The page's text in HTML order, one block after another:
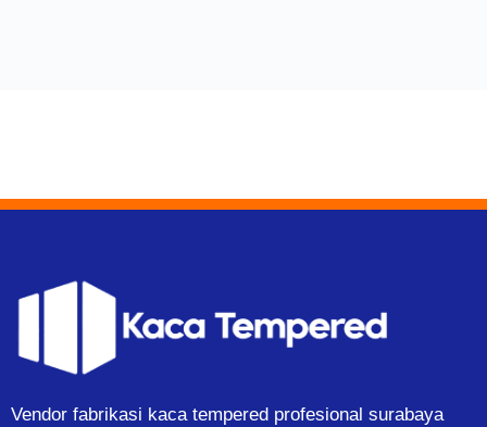
Vendor fabrikasi kaca tempered profesional surabaya